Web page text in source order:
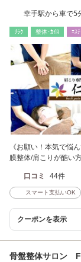
幸手駅から車で5
ﾘﾗｸ 整体･ｶｲﾛ ｴｽﾃ
《お願い！本気で悩
膜整体/肩こりが酷い
口コミ 44件
スマート支払いOK
クーポンを表示
骨盤整体サロン